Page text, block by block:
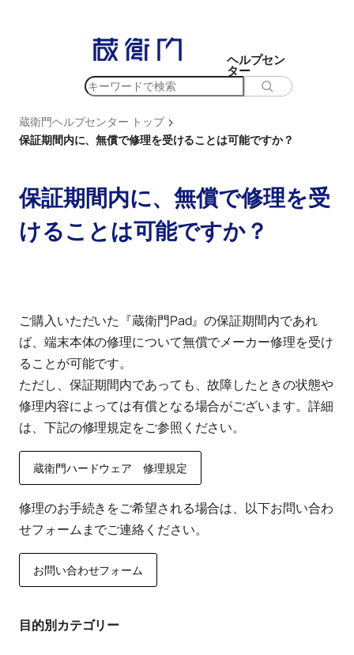
ッ
プ
ヘルプセン
ター
検
蔵衛門ヘルプセンター トップ >
保証期間内に、無償で修理を受けることは可能ですか？
目的別カテゴリー
保証期間内に、無償で修理を受
けることは可能ですか？
ご購入いただいた『蔵衛門Pad』の保証期間内であれ
ば、端末本体の修理について無償でメーカー修理を受け
ることが可能です。
ただし、保証期間内であっても、故障したときの状態や
修理内容によっては有償となる場合がございます。詳細
は、下記の修理規定をご参照ください。
蔵衛門ハードウェア 修理規定
修理のお手続きをご希望される場合は、以下お問い合わ
せフォームまでご連絡ください。
お問い合わせフォーム